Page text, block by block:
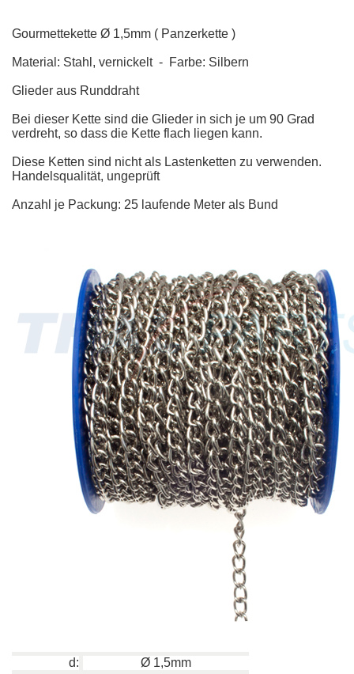
Gourmettekette Ø 1,5mm ( Panzerkette )
Material: Stahl, vernickelt - Farbe: Silbern
Glieder aus Runddraht
Bei dieser Kette sind die Glieder in sich je um 90 Grad
verdreht, so dass die Kette flach liegen kann.
Diese Ketten sind nicht als Lastenketten zu verwenden.
Handelsqualität, ungeprüft
Anzahl je Packung: 25 laufende Meter als Bund
d: Ø 1,5mm